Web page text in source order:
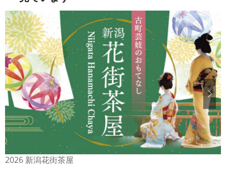
2026 新潟花街茶屋